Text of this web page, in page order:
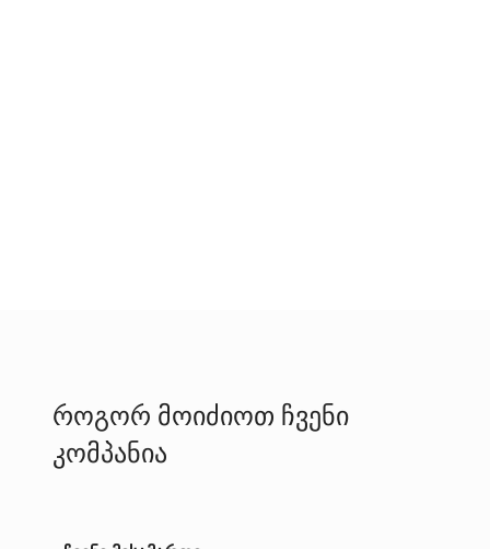
როგორ მოიძიოთ ჩვენი
კომპანია